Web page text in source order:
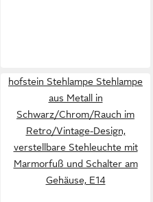
hofstein Stehlampe Stehlampe
aus Metall in
Schwarz/Chrom/Rauch im
Retro/Vintage-Design,
verstellbare Stehleuchte mit
Marmorfuß und Schalter am
Gehäuse, E14